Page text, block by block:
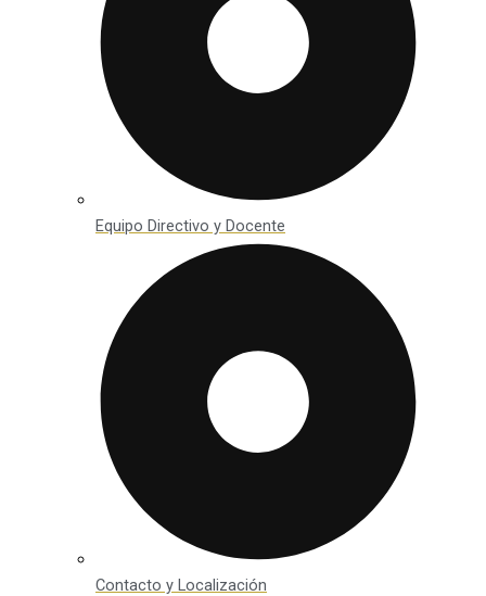
Equipo Directivo y Docente
Contacto y Localización